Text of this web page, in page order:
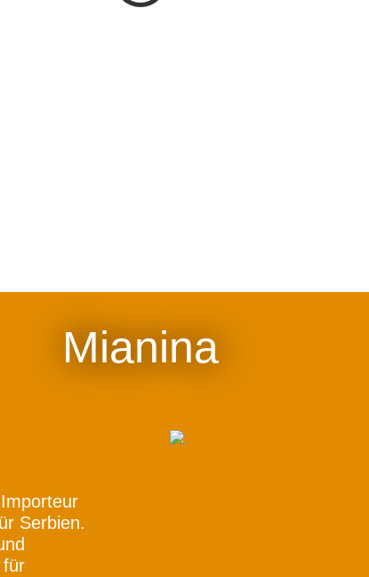
Mianina
Serbien.
für